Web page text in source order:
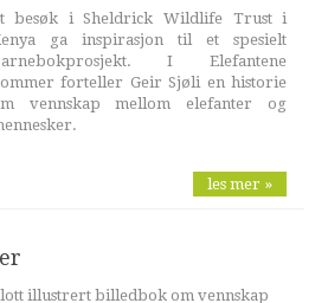
besøk i Sheldrick Wildlife Trust i
ga inspirasjon til et spesielt
I Elefantene
forteller Geir Sjøli en historie
vennskap mellom elefanter og
les mer »
illustrert billedbok om vennskap